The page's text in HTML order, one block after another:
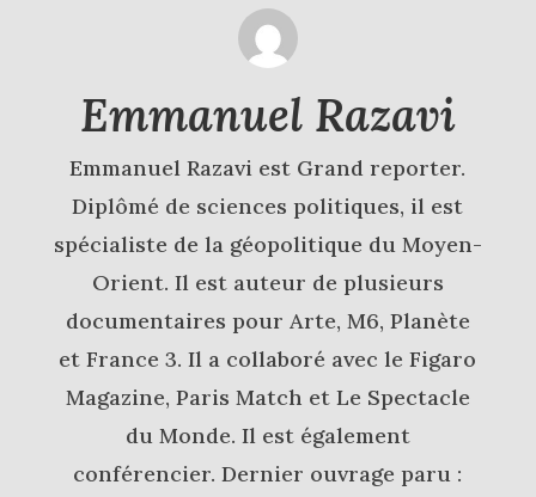
Emmanuel Razavi
Emmanuel Razavi est Grand reporter.
Diplômé de sciences politiques, il est
spécialiste de la géopolitique du Moyen-
Orient. Il est auteur de plusieurs
documentaires pour Arte, M6, Planète
et France 3. Il a collaboré avec le Figaro
Magazine, Paris Match et Le Spectacle
du Monde. Il est également
conférencier. Dernier ouvrage paru :